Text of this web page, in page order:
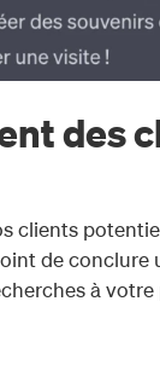
des
clients
de
à